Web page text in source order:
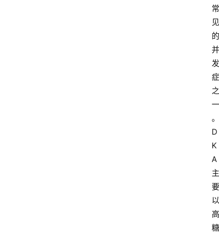
常
见
的
并
发
症
之
一
。
D
K
A
主
要
以
高
糖